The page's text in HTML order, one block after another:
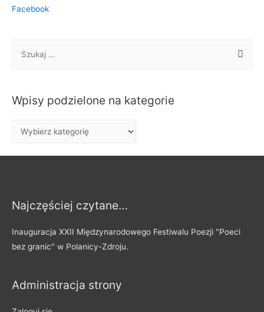
Facebook
kWpisy podzielone na kategorie
p
e
Najczęściej czytane…
Inauguracja XXII Międzynarodowego Festiwalu Poezji "Poeci
bez granic" w Polanicy-Zdroju.
Administracja strony